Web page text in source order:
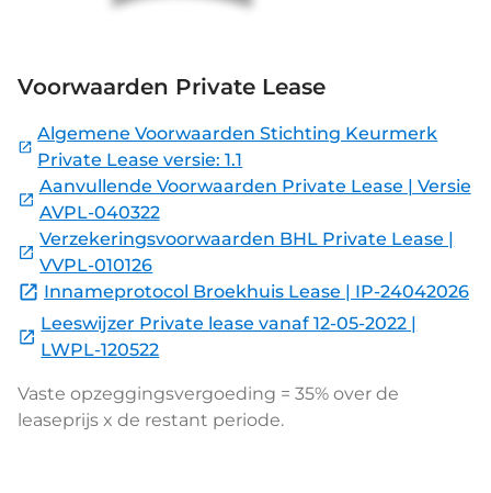
Voorwaarden Private Lease
Algemene Voorwaarden Stichting Keurmerk
Private Lease versie: 1.1
Aanvullende Voorwaarden Private Lease | Versie
AVPL-040322
Verzekeringsvoorwaarden BHL Private Lease |
VVPL-010126
Innameprotocol Broekhuis Lease | IP-24042026
Leeswijzer Private lease vanaf 12-05-2022 |
LWPL-120522
Vaste opzeggingsvergoeding = 35% over de
leaseprijs x de restant periode.